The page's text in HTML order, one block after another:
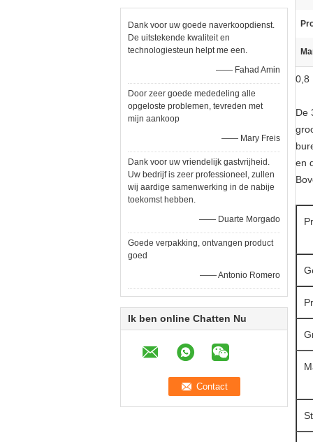
Dank voor uw goede naverkoopdienst.
De uitstekende kwaliteit en
technologiesteun helpt me een.
—— Fahad Amin
Door zeer goede mededeling alle
opgeloste problemen, tevreden met
mijn aankoop
—— Mary Freis
Dank voor uw vriendelijk gastvrijheid.
Uw bedrijf is zeer professioneel, zullen
wij aardige samenwerking in de nabije
toekomst hebben.
—— Duarte Morgado
Goede verpakking, ontvangen product
goed
—— Antonio Romero
Ik ben online Chatten Nu
0,8
De
en